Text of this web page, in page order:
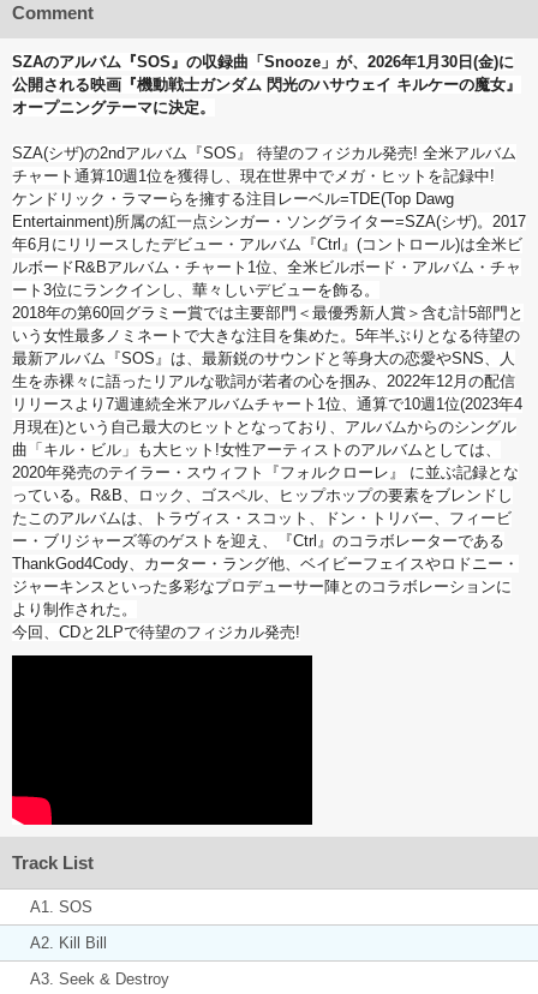
Comment
SZAのアルバム『SOS』の収録曲「Snooze」が、2026年1月30日(金)に
公開される映画『機動戦士ガンダム 閃光のハサウェイ キルケーの魔女』
オープニングテーマに決定。
SZA(シザ)の2ndアルバム『SOS』 待望のフィジカル発売! 全米アルバム
チャート通算10週1位を獲得し、現在世界中でメガ・ヒットを記録中!
ケンドリック・ラマーらを擁する注目レーベル=TDE(Top Dawg
Entertainment)所属の紅一点シンガー・ソングライター=SZA(シザ)。2017
年6月にリリースしたデビュー・アルバム『Ctrl』(コントロール)は全米ビ
ルボードR&Bアルバム・チャート1位、全米ビルボード・アルバム・チャ
ート3位にランクインし、華々しいデビューを飾る。
2018年の第60回グラミー賞では主要部門＜最優秀新人賞＞含む計5部門と
いう女性最多ノミネートで大きな注目を集めた。5年半ぶりとなる待望の
最新アルバム『SOS』は、最新鋭のサウンドと等身大の恋愛やSNS、人
生を赤裸々に語ったリアルな歌詞が若者の心を掴み、2022年12月の配信
リリースより7週連続全米アルバムチャート1位、通算で10週1位(2023年4
月現在)という自己最大のヒットとなっており、アルバムからのシングル
曲「キル・ビル」も大ヒット!女性アーティストのアルバムとしては、
2020年発売のテイラー・スウィフト『フォルクローレ』 に並ぶ記録とな
っている。R&B、ロック、ゴスペル、ヒップホップの要素をブレンドし
たこのアルバムは、トラヴィス・スコット、ドン・トリバー、フィービ
ー・ブリジャーズ等のゲストを迎え、『Ctrl』のコラボレーターである
ThankGod4Cody、カーター・ラング他、ベイビーフェイスやロドニー・
ジャーキンスといった多彩なプロデューサー陣とのコラボレーションに
より制作された。
今回、CDと2LPで待望のフィジカル発売!
Track List
A1. SOS
A2. Kill Bill
A3. Seek & Destroy